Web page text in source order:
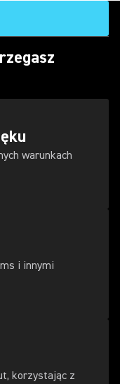
warunkach
i innymi
korzystając z